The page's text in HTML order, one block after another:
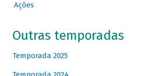
Ações
Outras temporadas
Temporada 2025